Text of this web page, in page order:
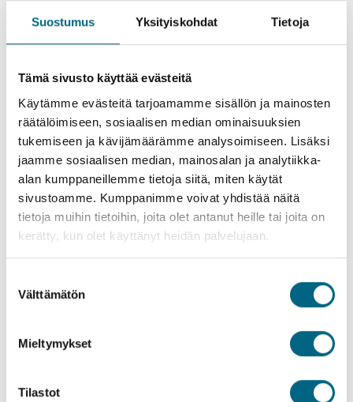
Suostumus Yksityiskohdat Tietoja
Tämä sivusto käyttää evästeitä
Käytämme evästeitä tarjoamamme sisällön ja mainosten
räätälöimiseen, sosiaalisen median ominaisuuksien
tukemiseen ja kävijämäärämme analysoimiseen. Lisäksi
jaamme sosiaalisen median, mainosalan ja analytiikka-
alan kumppaneillemme tietoja siitä, miten käytät
sivustoamme. Kumppanimme voivat yhdistää näitä
tietoja muihin tietoihin, joita olet antanut heille tai joita on
kerätty, kun olet käyttänyt heidän palvelujaan.
valinta
Välttämätön
Mieltymykset
Tilastot
Melkin luostari ja Wien Tonavan risteilyn
kokemusten kärjessä
Tonavan jokiristeily alkoi Passaun kaupungista Saksasta ja
jatkui Itävallan Dürnsteiniin ja Wieniin. Itävallan jälkeen laiva
kulki Unkarin Esztergomiin ja Budapestiin, sekä Slovakian
Bratislavaan. Matkan päätti Itävallan Melk ja kotiinpäin
lähdettiin Passaun kautta. Outi seurueineen tutustui kohteisiin
sekä omin päin että Kristinan retkillä.
olemassaolosta. Se on upea barokkiluostari, joka on
toiminnassa edelleen.